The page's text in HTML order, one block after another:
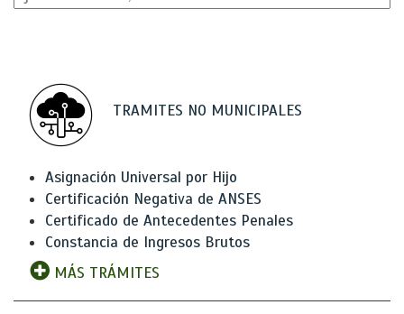
TRAMITES NO MUNICIPALES
Asignación Universal por Hijo
Certificación Negativa de ANSES
Certificado de Antecedentes Penales
Constancia de Ingresos Brutos
MÁS TRÁMITES